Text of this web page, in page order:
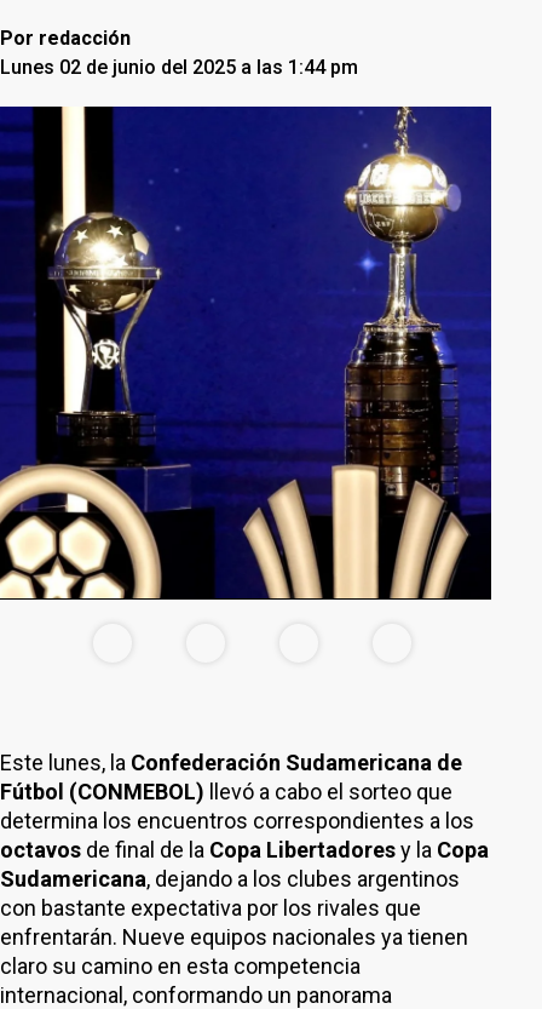
Por redacción
Lunes 02 de junio del 2025 a las 1:44 pm
Este lunes, la Confederación Sudamericana de
Fútbol (CONMEBOL) llevó a cabo el sorteo que
determina los encuentros correspondientes a los
octavos de final de la Copa Libertadoresy la Copa
Sudamericana, dejando a los clubes argentinos
con bastante expectativa por los rivales que
enfrentarán. Nueve equipos nacionales ya tienen
claro su camino en esta competencia
internacional, conformando un panorama